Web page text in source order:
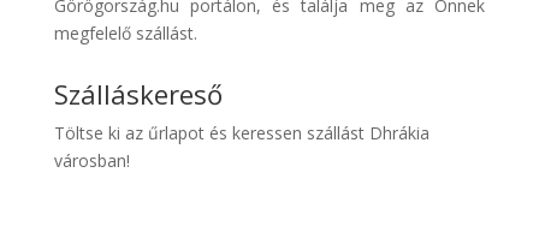
Transzfer
Kiwi
Taxi
Görögország.hu portálon, és találja meg az Önnek
megfelelő szállást.
Szálláskereső
Töltse ki az űrlapot és keressen szállást Dhrákia
városban!